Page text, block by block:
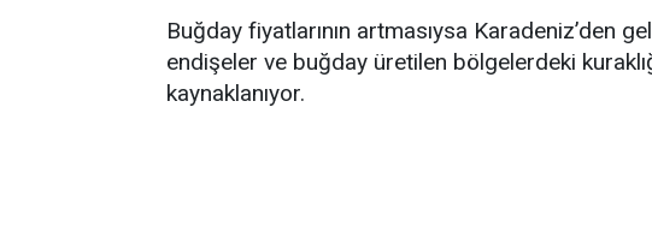
Buğday fiyatlarının artmasıysa Karadeniz’den
endişeler ve buğday üretilen bölgelerdeki
kaynaklanıyor.